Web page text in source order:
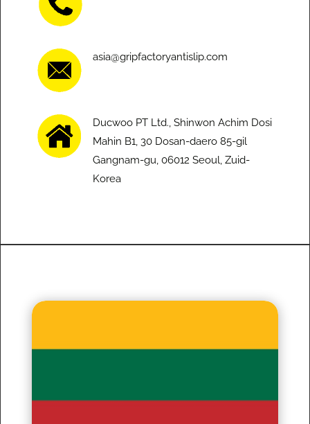
asia@gripfactoryantislip.com
Ducwoo PT Ltd., Shinwon Achim Dosi
Mahin B1, 30 Dosan-daero 85-gil
Gangnam-gu, 06012 Seoul, Zuid-
Korea